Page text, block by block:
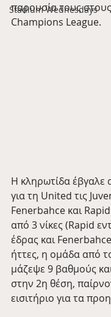
Stadium Wednesdays
παρουσία τους
Champions League.
Η κληρωτίδα έβγαλε
για τη United τις
Fenerbahce και
από 3 νίκες (Rapid
έδρας και
ήττες, η ομάδα από
μάζεψε 9 βαθμούς
στην 2η θέση,
εισιτήριο για τα